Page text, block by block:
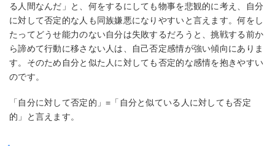
る人間なんだ」と、何をするにしても物事を悲観的に考え、自分
に対して否定的な人も同族嫌悪になりやすいと言えます。何をし
たってどうせ能力のない自分は失敗するだろうと、挑戦する前か
ら諦めて行動に移さない人は、自己否定感情が強い傾向にありま
す。そのため自分と似た人に対しても否定的な感情を抱きやすい
のです。
「自分に対して否定的」=「自分と似ている人に対しても否定
的」と言えます。